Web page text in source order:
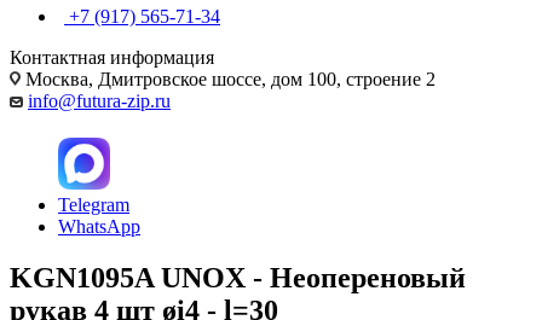
+7 (917) 565-71-34
Контактная информация
Москва, Дмитровское шоссе, дом 100, строение 2
info@futura-zip.ru
Telegram
WhatsApp
KGN1095A UNOX - Неопереновый
рукав 4 шт øi4 - l=30